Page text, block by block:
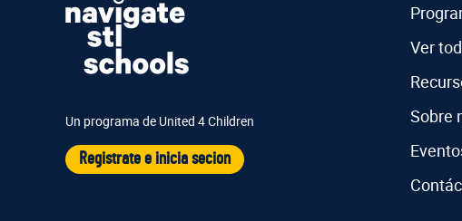
Un programa de United 4 Children
Registrate e inicia secion
Ver
Sobre